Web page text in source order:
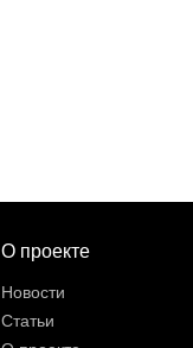
О проекте
Новости
Статьи